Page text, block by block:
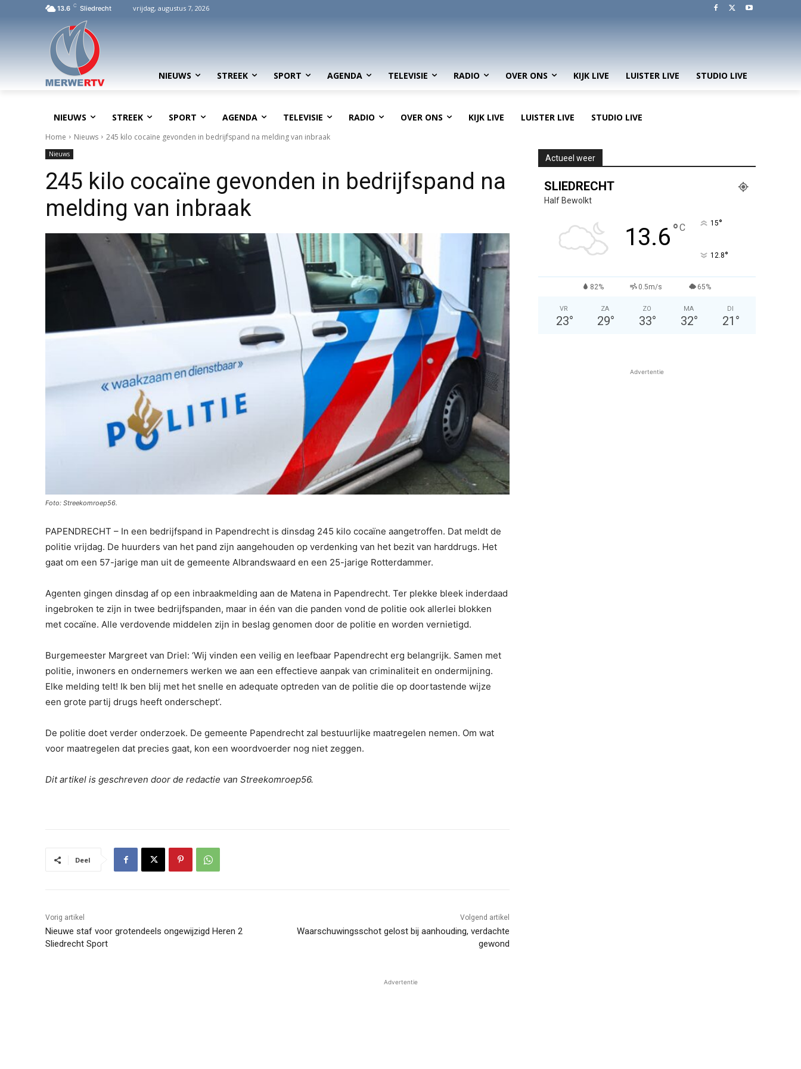
13.6 C Sliedrecht vrijdag, augustus 7, 2026
NIEUWS STREEK SPORT AGENDA TELEVISIE RADIO OVER ONS KIJK LIVE LUISTER LIVE STUDIO LIVE
NIEUWS STREEK SPORT AGENDA TELEVISIE RADIO OVER ONS KIJK LIVE LUISTER LIVE STUDIO LIVE
Home Nieuws 245 kilo cocaïne gevonden in bedrijfspand na melding van inbraak
Nieuws
245 kilo cocaïne gevonden in bedrijfspand na
melding van inbraak
Foto: Streekomroep56.
PAPENDRECHT – In een bedrijfspand in Papendrecht is dinsdag 245 kilo cocaïne aangetroffen. Dat meldt de
politie vrijdag. De huurders van het pand zijn aangehouden op verdenking van het bezit van harddrugs. Het
gaat om een 57-jarige man uit de gemeente Albrandswaard en een 25-jarige Rotterdammer.
Agenten gingen dinsdag af op een inbraakmelding aan de Matena in Papendrecht. Ter plekke bleek inderdaad
ingebroken te zijn in twee bedrijfspanden, maar in één van die panden vond de politie ook allerlei blokken
met cocaïne. Alle verdovende middelen zijn in beslag genomen door de politie en worden vernietigd.
Burgemeester Margreet van Driel: ‘Wij vinden een veilig en leefbaar Papendrecht erg belangrijk. Samen met
politie, inwoners en ondernemers werken we aan een effectieve aanpak van criminaliteit en ondermijning.
Elke melding telt! Ik ben blij met het snelle en adequate optreden van de politie die op doortastende wijze
een grote partij drugs heeft onderschept’.
De politie doet verder onderzoek. De gemeente Papendrecht zal bestuurlijke maatregelen nemen. Om wat
voor maatregelen dat precies gaat, kon een woordvoerder nog niet zeggen.
Dit artikel is geschreven door de redactie van Streekomroep56.
Deel
Vorig artikel
Nieuwe staf voor grotendeels ongewijzigd Heren 2
Sliedrecht Sport
Volgend artikel
Waarschuwingsschot gelost bij aanhouding, verdachte
gewond
Actueel weer
SLIEDRECHT
Half Bewolkt
13.6°C 15°
12.8°
82% 0.5m/s 65%
VR
23°
ZA
29°
ZO
33°
MA
32°
DI
21 °
Advertentie
Advertentie